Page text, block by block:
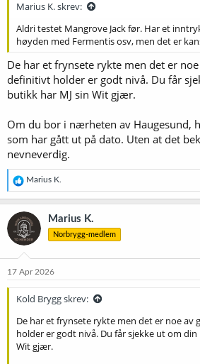
Marius K. skrev:
Aldri testet Mangrove Jack før. Har et
høyden med Fermentis osv, men det er
De har et frynsete rykte men det er
definitivt holder er godt nivå. Du får
butikk har MJ sin Wit gjær.
Om du bor i nærheten av Haugesund,
som har gått ut på dato. Uten at det
nevneverdig.
R
e
a
k
s
j
o
e
Marius K.
Marius K.
Norbrygg-medlem
17 Apr 2026
Kold Brygg skrev:
De har et frynsete rykte men det er noe
holder er godt nivå. Du får sjekke ut om din
Wit gjær.